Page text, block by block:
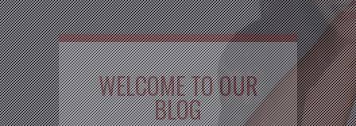
WELCOME TO OUR
BLOG